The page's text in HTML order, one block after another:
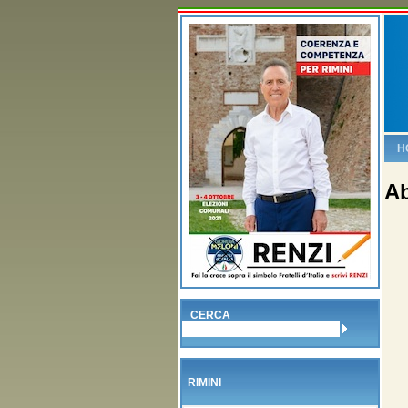
CERCA
RIMINI